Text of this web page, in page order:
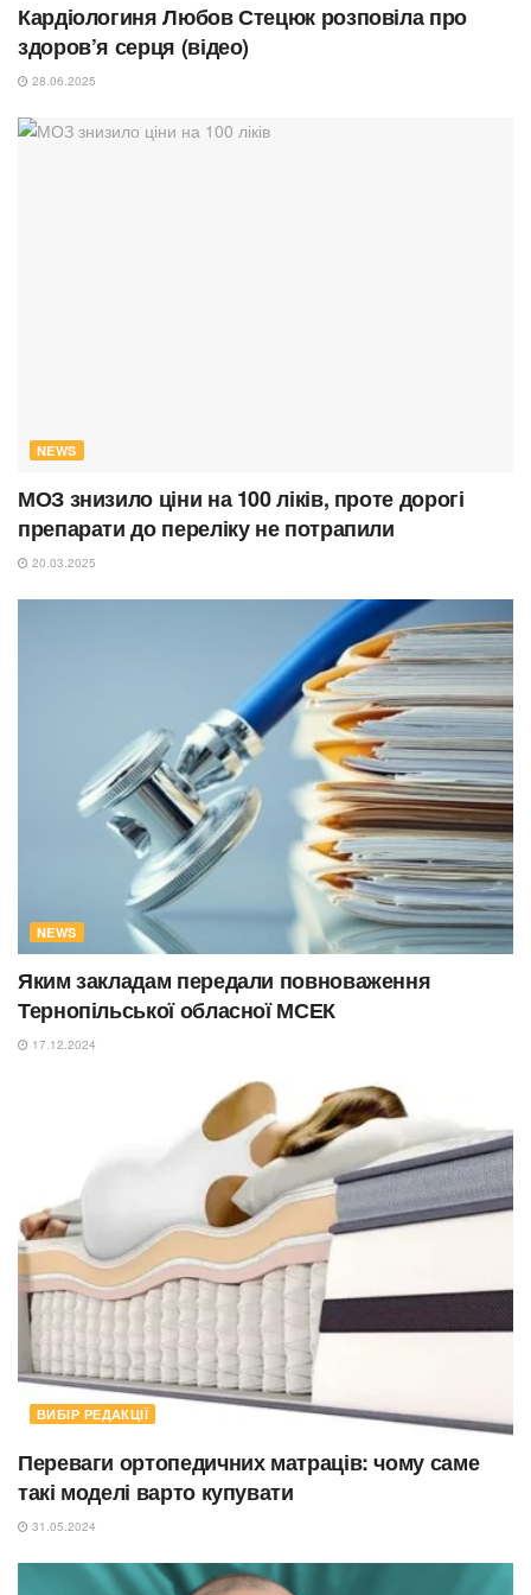
Кардіологиня Любов Стецюк розповіла про
здоров’я серця (відео)
28.06.2025
NEWS
МОЗ знизило ціни на 100 ліків, проте дорогі
препарати до переліку не потрапили
20.03.2025
NEWS
Яким закладам передали повноваження
Тернопільської обласної МСЕК
17.12.2024
ВИБІР РЕДАКЦІЇ
Переваги ортопедичних матраців: чому саме
такі моделі варто купувати
31.05.2024